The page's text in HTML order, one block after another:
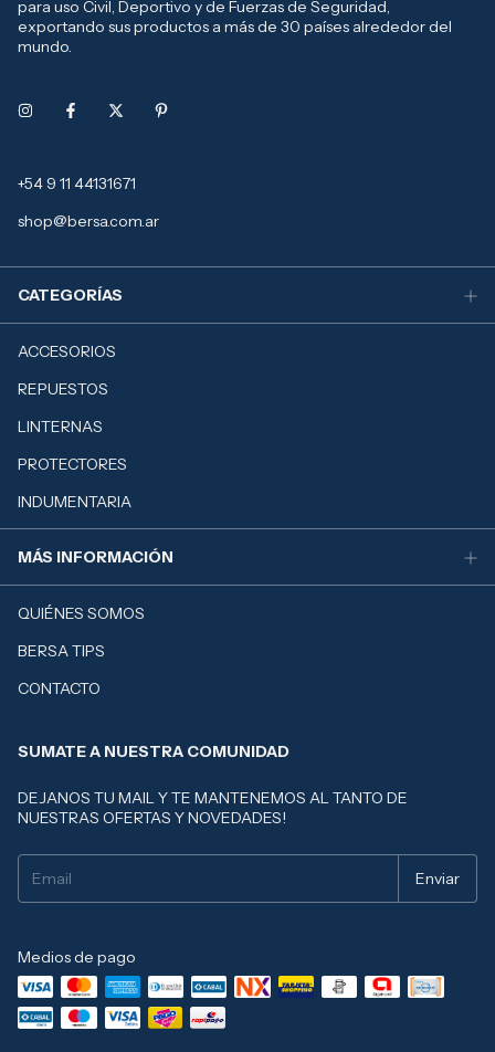
para uso Civil, Deportivo y de Fuerzas de Seguridad,
exportando sus productos a más de 30 países alrededor del
mundo.
+54 9 11 44131671
shop@bersa.com.ar
CATEGORÍAS
ACCESORIOS
REPUESTOS
LINTERNAS
PROTECTORES
INDUMENTARIA
MÁS INFORMACIÓN
QUIÉNES SOMOS
BERSA TIPS
CONTACTO
SUMATE A NUESTRA COMUNIDAD
DEJANOS TU MAIL Y TE MANTENEMOS AL TANTO DE
NUESTRAS OFERTAS Y NOVEDADES!
Medios de pago